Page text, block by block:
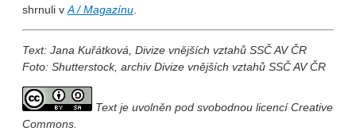
shrnuli v A / Magazínu
Text: Jana Kuřátková , Divize vnějších vztahů SSČ AV ČR
Foto: Shutterstock, archiv Divize vnějších vztahů SSČ AV ČR
Text je uvolněn pod svobodnou licencí Creative
Commons.